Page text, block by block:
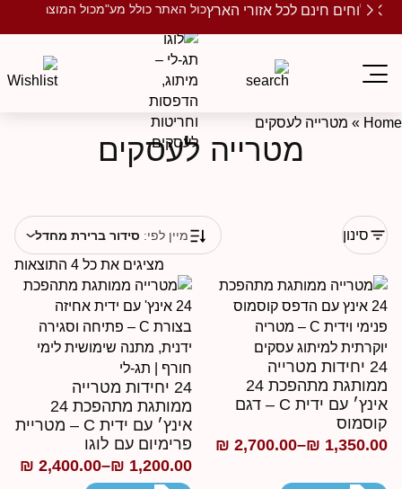
חינם לכל אזורי הארץכול האתר כולל מע"מכול המוצרים
»מטרייה לעסקים
מטרייה לעסקים
מציגים את כל ⁦4⁩ התוצאות
סינון מיין לפי:סידור ברירת מחדל
24 יחידות מטרייה
ממותגת מתהפכת 24
אינץ׳ עם ידית C – דגם
₪
–
₪2,700.00
24 יחידות מטרייה
ממותגת מתהפכת 24
אינץ׳ עם ידית C – מטריית
פרימיום עם לוגו
₪1,200.00
–
₪2,400.00
טווח